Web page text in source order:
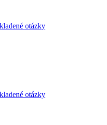
otázky
otázky